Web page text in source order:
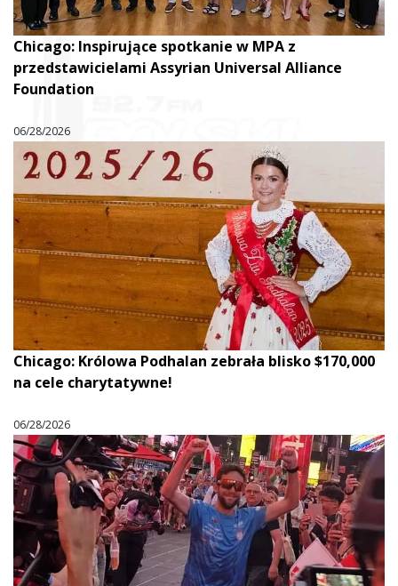
Chicago: Inspirujące spotkanie w MPA z
przedstawicielami Assyrian Universal Alliance
Foundation
06/28/2026
Chicago: Królowa Podhalan zebrała blisko $170,000
na cele charytatywne!
06/28/2026